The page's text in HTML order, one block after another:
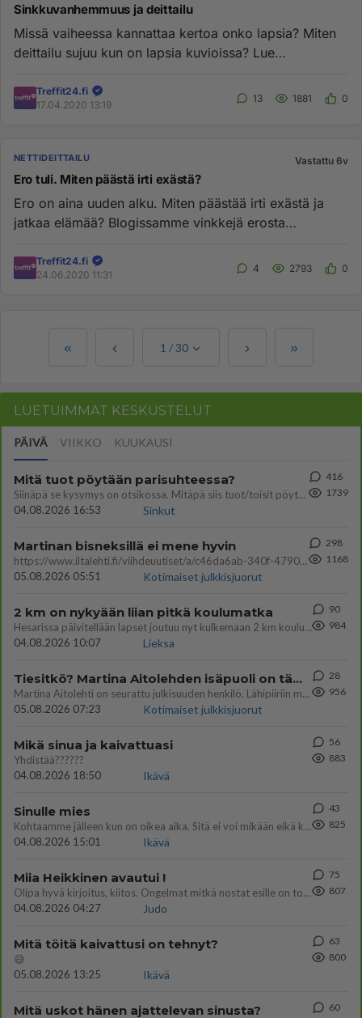
Sinkkuvanhemmuus ja deittailu
Missä vaiheessa kannattaa kertoa onko lapsia? Miten
deittailu sujuu kun on lapsia kuvioissa? Lue
Treffit24.fi
17.04.2020 13:19
13 1881 0
NETTIDEITTAILU Vastattu 6v
Ero tuli. Miten päästä irti exästä?
Ero on aina uuden alku. Miten päästää irti exästä ja
jatkaa elämää? Blogissamme vinkkejä erosta
Treffit24.fi
24.06.2020 11:31
4 2793 0
1 /30
LUETUIMMAT KESKUSTELUT
PÄIVÄ VIIKKO KUUKAUSI
Mitä tuot pöytään parisuhteessa?
Siinäpä se kysymys on otsikossa. Mitäpä siis tuot/toisit pöytään parisuhteessa? Oletko mies vai nainen? Koetko sen mitä
04.08.2026 16:53
Sinkut
416
1739
Martinan bisneksillä ei mene hyvin
https://www.iltalehti.fi/viihdeuutiset/a/c46da6ab-340f-4790-aaa7-0865eed2336 Yrityksen konkurssihakemus on tullut kärä
05.08.2026 05:51
Kotimaiset julkkisjuorut
298
1168
2 km on nykyään liian pitkä koulumatka
Hesarissa päivitellään lapset joutuu nyt kulkemaan 2 km kouluun jösses. Ruostefillarilla tuo matka menee vaikka miten äk
04.08.2026 10:07
Lieksa
90
984
Tiesitkö? Martina Aitolehden isäpuoli on tämä suosittu laulaja
Martina Aitolehti on seurattu julkisuuden henkilö. Lähipiiriin mahtuu muitakin tunnettuja henkilöitä. Tiesitkö, että Ma
05.08.2026 07:23
Kotimaiset julkkisjuorut
28
956
Mikä sinua ja kaivattuasi
Yhdistää??????
04.08.2026 18:50
Ikävä
56
883
Sinulle mies
Kohtaamme jälleen kun on oikea aika. Sitä ei voi mikään eikä kukaan estää <3 <3
04.08.2026 15:01
Ikävä
43
825
Miia Heikkinen avautui !
Olipa hyvä kirjoitus, kiitos. Ongelmat mitkä nostat esille on todellisia ja tämä ylimielisyys totta ja se näkyy kaikessa
04.08.2026 04:27
Judo
75
807
Mitä töitä kaivattusi on tehnyt?
😅
05.08.2026 13:25
Ikävä
63
800
Mitä uskot hänen ajattelevan sinusta?
60